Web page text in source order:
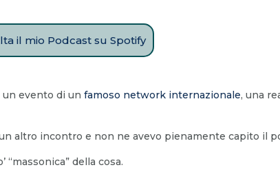
il mio Podcast su Spotify
un evento di unfamoso network internazionale, una
altro incontro e non ne avevo pienamente capito il
“massonica” della cosa.